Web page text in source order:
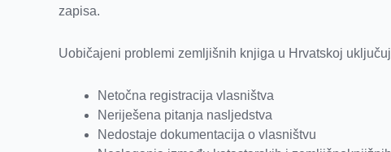
zapisa.
Uobičajeni problemi zemljišnih knjiga u Hrvatskoj
Netočna registracija vlasništva
Neriješena pitanja nasljedstva
Nedostaje dokumentacija o vlasništvu